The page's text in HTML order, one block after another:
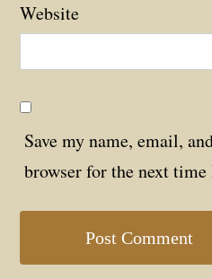
Website
Save my name, email,
browser for the next